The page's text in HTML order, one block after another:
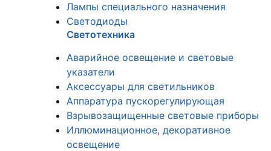
Лампы специального назначения
Светодиоды
Светотехника
Аварийное освещение и световые
указатели
Аксессуары для светильников
Аппаратура пускорегулирующая
Взрывозащищенные световые приборы
Иллюминационное, декоративное
освещение